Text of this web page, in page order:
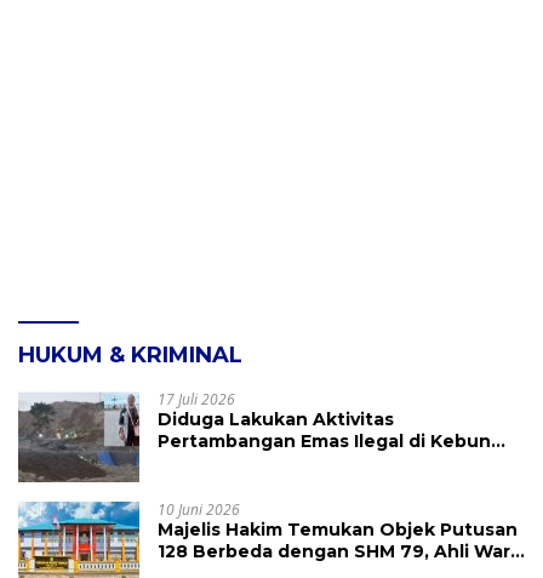
HUKUM & KRIMINAL
17 Juli 2026
Diduga Lakukan Aktivitas
Pertambangan Emas Ilegal di Kebun
10 Juni 2026
Majelis Hakim Temukan Objek Putusan
128 Berbeda dengan SHM 79, Ahli Waris